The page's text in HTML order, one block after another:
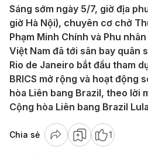
Sáng sớm ngày 5/7, giờ địa
giờ Hà Nội), chuyên cơ chở
Phạm Minh Chính và Phu
Việt Nam đã tới sân bay quân
Rio de Janeiro bắt đầu tham
BRICS mở rộng và hoạt động
hòa Liên bang Brazil, theo lời
Cộng hòa Liên bang Brazil
Chia sẻ 1